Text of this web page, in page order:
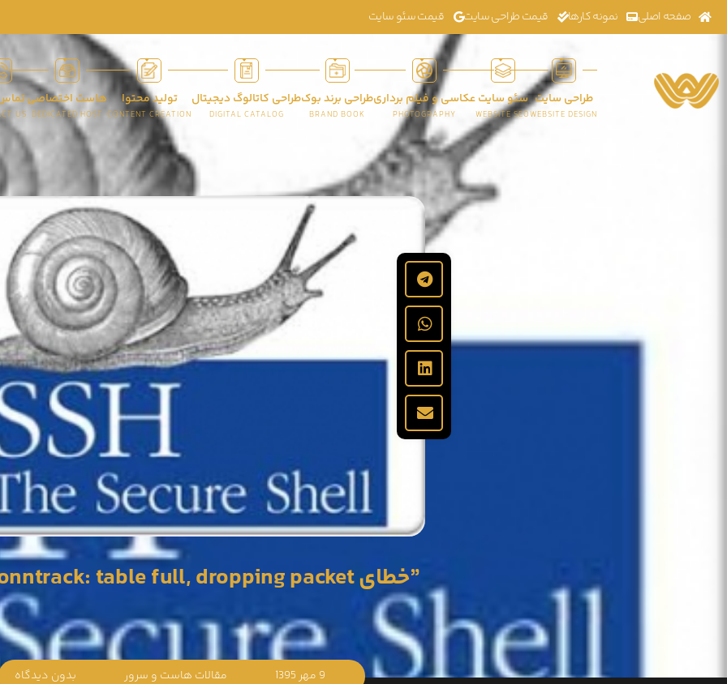
صفحه اصلی نمونه کارها قیمت طراحی سایت قیمت سئو سایت
طراحی سایت
WEBSITE DESIGN
سئو سایت
WEBSITE SEO
عکاسی و فیلم برداری
PHOTOGRAPHY
طراحی برند بوک
BRAND BOOK
طراحی کاتالوگ دیجیتال
DIGITAL CATALOG
تولید محتوا
CONTENT CREATION
هاست اختصاصی
DEDICATED HOST
US
”خطای ip_conntrack: table full, dropping packet“
9 مهر 1395 مقالات هاست و سرور بدون دیدگاه